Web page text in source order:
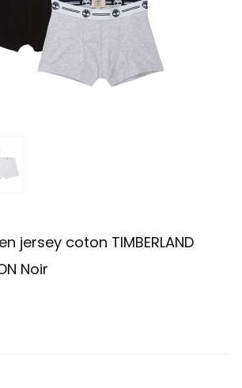
jersey coton TIMBERLAND
Noir